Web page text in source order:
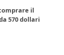
il
570 dollari